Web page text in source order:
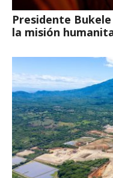
Presidente
la misión